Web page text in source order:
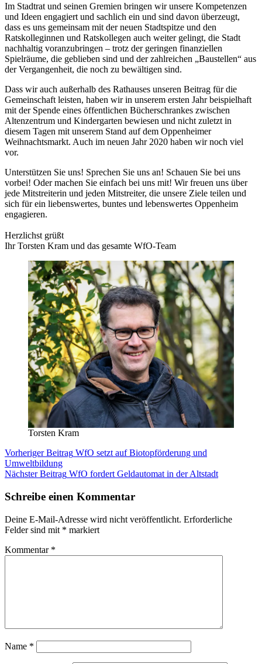
Im Stadtrat und seinen Gremien bringen wir unsere Kompetenzen
und Ideen engagiert und sachlich ein und sind davon überzeugt,
dass es uns gemeinsam mit der neuen Stadtspitze und den
Ratskolleginnen und Ratskollegen auch weiter gelingt, die Stadt
nachhaltig voranzubringen – trotz der geringen finanziellen
Spielräume, die geblieben sind und der zahlreichen „Baustellen“ aus
der Vergangenheit, die noch zu bewältigen sind.
Dass wir auch außerhalb des Rathauses unseren Beitrag für die
Gemeinschaft leisten, haben wir in unserem ersten Jahr beispielhaft
mit der Spende eines öffentlichen Bücherschrankes zwischen
Altenzentrum und Kindergarten bewiesen und nicht zuletzt in
diesem Tagen mit unserem Stand auf dem Oppenheimer
Weihnachtsmarkt. Auch im neuen Jahr 2020 haben wir noch viel
vor.
Unterstützen Sie uns! Sprechen Sie uns an! Schauen Sie bei uns
vorbei! Oder machen Sie einfach bei uns mit! Wir freuen uns über
jede Mitstreiterin und jeden Mitstreiter, die unsere Ziele teilen und
sich für ein liebenswertes, buntes und lebenswertes Oppenheim
engagieren.
Herzlichst grüßt
Ihr Torsten Kram und das gesamte WfO-Team
Torsten Kram
Beitragsnavigation
Vorheriger Beitrag WfO setzt auf Biotopförderung und
Umweltbildung
Nächster Beitrag WfO fordert Geldautomat in der Altstadt
Schreibe einen Kommentar
Deine E-Mail-Adresse wird nicht veröffentlicht. Erforderliche
Felder sind mit * markiert
Kommentar *
Name *